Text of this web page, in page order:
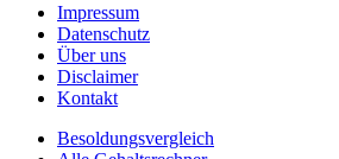
Impressum
Datenschutz
Über uns
Disclaimer
Kontakt
Besoldungsvergleich